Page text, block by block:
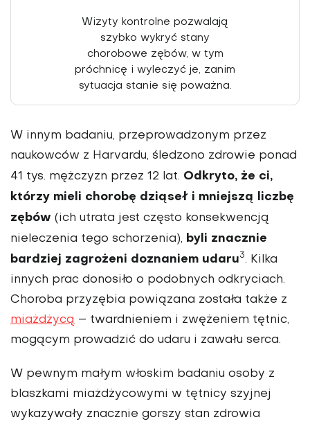
Wizyty kontrolne pozwalają
szybko wykryć stany
chorobowe zębów, w tym
próchnicę i wyleczyć je, zanim
sytuacja stanie się poważna.
W innym badaniu, przeprowadzo­nym przez
naukowców z Harvardu, śledzono zdrowie ponad
41 tys. męż­czyzn przez 12 lat. Odkryto, że ci,
którzy mieli chorobę dziąseł i mniej­szą liczbę
zębów (ich utrata jest często konsekwencją
nieleczenia tego schorzenia), byli znacznie
bardziej zagrożeni doznaniem udaru3. Kilka
innych prac dono­siło o podobnych odkryciach.
Choroba przyzębia powiązana została także z
miażdżycą – tward­nieniem i zwężeniem tętnic,
mogącym prowadzić do udaru i zawału serca.
W pewnym małym włoskim badaniu osoby z
blasz­kami miażdżycowymi w tętnicy szyjnej
wykazywały znacznie gor­szy stan zdrowia